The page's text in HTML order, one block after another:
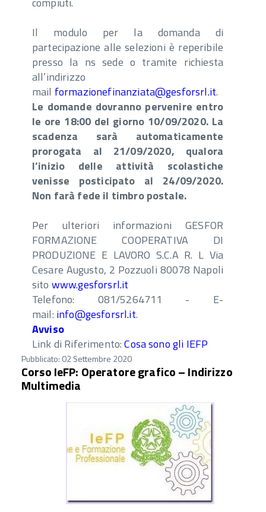
Il modulo per la domanda di
partecipazione alle selezioni è reperibile
presso la ns sede o tramite richiesta
all’indirizzo
mail formazionefinanziata@gesforsrl.it.
Le domande dovranno pervenire entro
le ore 18:00 del giorno 10/09/2020. La
scadenza sarà automaticamente
prorogata al 21/09/2020, qualora
l’inizio delle attività scolastiche
venisse posticipato al 24/09/2020.
Non farà fede il timbro postale.
Per ulteriori informazioni GESFOR
FORMAZIONE COOPERATIVA DI
PRODUZIONE E LAVORO S.C.A R. L Via
Cesare Augusto, 2 Pozzuoli 80078 Napoli
sito www.gesforsrl.it
Telefono: 081/5264711 - E-
mail: info@gesforsrl.it.
Avviso
Link di Riferimento:Cosa sono gli IEFP
Pubblicato: 02 Settembre 2020
Corso IeFP: Operatore grafico – Indirizzo
Multimedia